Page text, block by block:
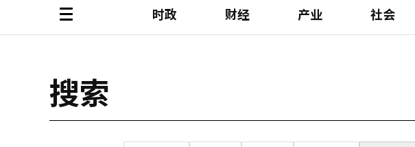
时政 财经 产业 社会
搜索